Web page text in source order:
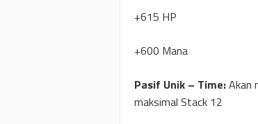
+615 HP
+600 Mana
Pasif Unik – Time:Akan
maksimal Stack 12